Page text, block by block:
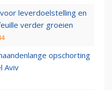
leverdoelstelling en
verder groeien
opschorting
Aviv